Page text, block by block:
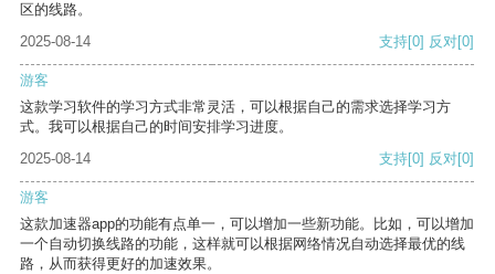
区的线路。
2025-08-14
支持[0] 反对[0]
游客
这款学习软件的学习方式非常灵活，可以根据自己的需求选择学习方
式。我可以根据自己的时间安排学习进度。
2025-08-14
支持[0] 反对[0]
游客
这款加速器app的功能有点单一，可以增加一些新功能。比如，可以增加
一个自动切换线路的功能，这样就可以根据网络情况自动选择最优的线
路，从而获得更好的加速效果。